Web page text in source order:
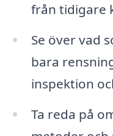
från tidigare
Se över vad
bara
inspektion
Ta reda på